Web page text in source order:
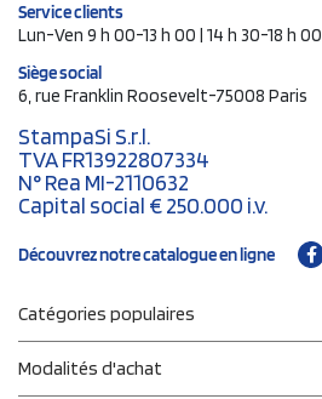
Service clients
Lun-Ven 9 h 00-13 h 00 | 14 h 30-18 h 00
Siège social
6, rue Franklin Roosevelt-75008 Paris
StampaSi S.r.l.
TVA FR13922807334
N° Rea MI-2110632
Capital social € 250.000 i.v.
Découvrez notre catalogue en ligne
Catégories populaires
Modalités d'achat